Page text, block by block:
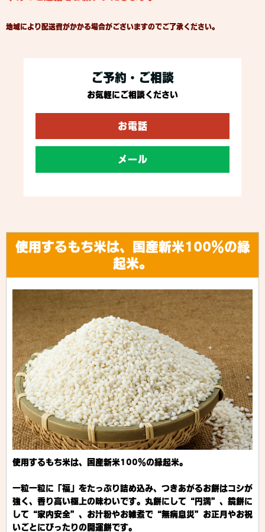
地域により配送費がかかる場合がございますのでご了承ください。
ご予約・ご相談
お気軽にご相談ください
お電話
メール
使用するもち米は、国産新米100％の縁
起米。
使用するもち米は、国産新米100％の縁起米。
一粒一粒に「福」をたっぷり詰め込み、つきあがるお餅はコシが
強く、香り高い極上の味わいです。 丸餅にして“円満”、鏡餅に
して“家内安全”、お汁粉やお雑煮で“無病息災” お正月やお祝
いごとにぴったりの開運餅です。